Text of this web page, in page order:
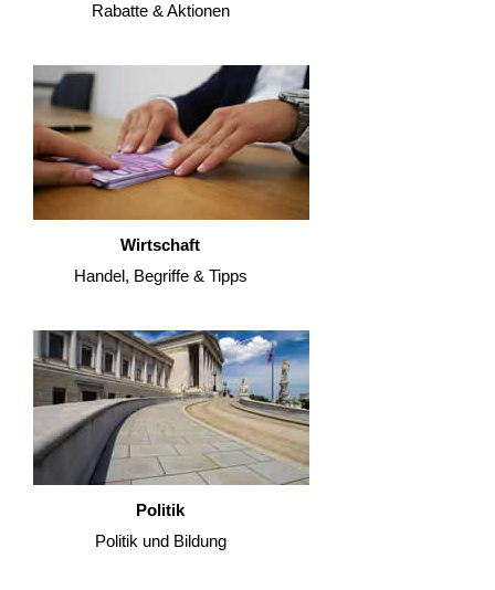
Rabatte & Aktionen
Wirtschaft
Handel, Begriffe & Tipps
Politik
Politik und Bildung